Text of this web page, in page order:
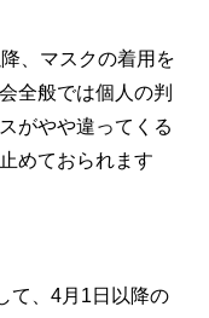
、マスクの着用を
全般では個人の判
がやや違ってくる
めておられます
て、4月1日以降の